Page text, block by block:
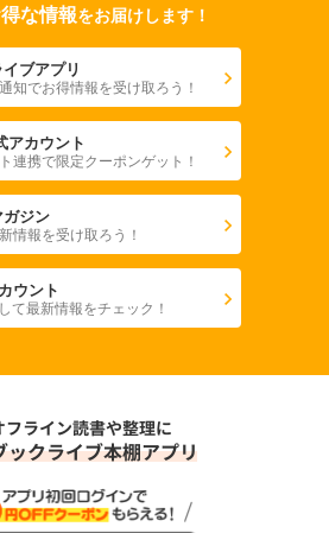
な情報をお届けします！
ブアプリ
知でお得情報を受け取ろう！
アカウント
連携で限定クーポンゲット！
ガジン
情報を受け取ろう！
ウント
て最新情報をチェック！